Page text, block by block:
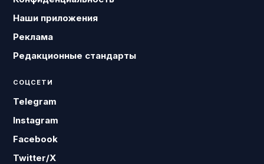
Наши приложения
Реклама
Редакционные стандарты
СОЦСЕТИ
Telegram
Instagram
Facebook
Twitter/X